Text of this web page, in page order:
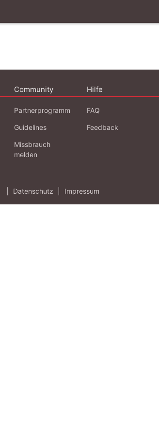
Community
Partnerprogramm
Guidelines
Missbrauch
melden
Hilfe
FAQ
Feedback
Datenschutz Impressum